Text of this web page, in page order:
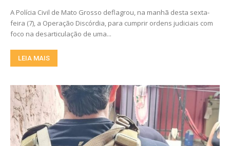
A Polícia Civil de Mato Grosso deflagrou, na manhã desta sexta-
feira (7), a Operação Discórdia, para cumprir ordens judiciais com
foco na desarticulação de uma...
LEIA MAIS